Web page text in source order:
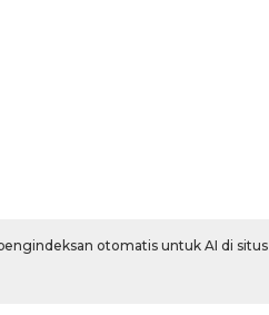
otomatis untuk AI di